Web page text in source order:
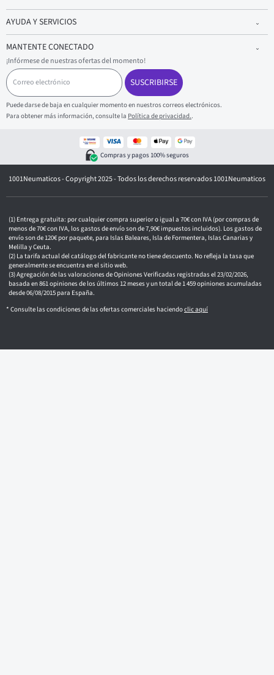
AYUDA Y SERVICIOS
MANTENTE CONECTADO
¡Infórmese de nuestras ofertas del momento!
C
o
r
r
e
o
n
o
SUSCRIBIRSE
Puede darse de baja en cualquier momento en nuestros correos electrónicos.
Para obtener más información, consulte la Política de privacidad..
Compras y pagos 100% seguros
1001Neumaticos - Copyright 2025 - Todos los derechos reservados 1001Neumaticos
Entrega gratuita: por cualquier compra superior o igual a 70€ con IVA (por compras de
menos de 70€ con IVA, los gastos de envío son de 7,90€ impuestos incluidos). Los gastos de
envío son de 120€ por paquete, para Islas Baleares, Isla de Formentera, Islas Canarias y
Melilla y Ceuta.
La tarifa actual del catálogo del fabricante no tiene descuento. No refleja la tasa que
generalmente se encuentra en el sitio web.
Agregación de las valoraciones de Opiniones Verificadas registradas el 23/02/2026,
basada en 861 opiniones de los últimos 12 meses y un total de 1 459 opiniones acumuladas
desde 06/08/2015 para España.
* Consulte las condiciones de las ofertas comerciales haciendoclic aquí